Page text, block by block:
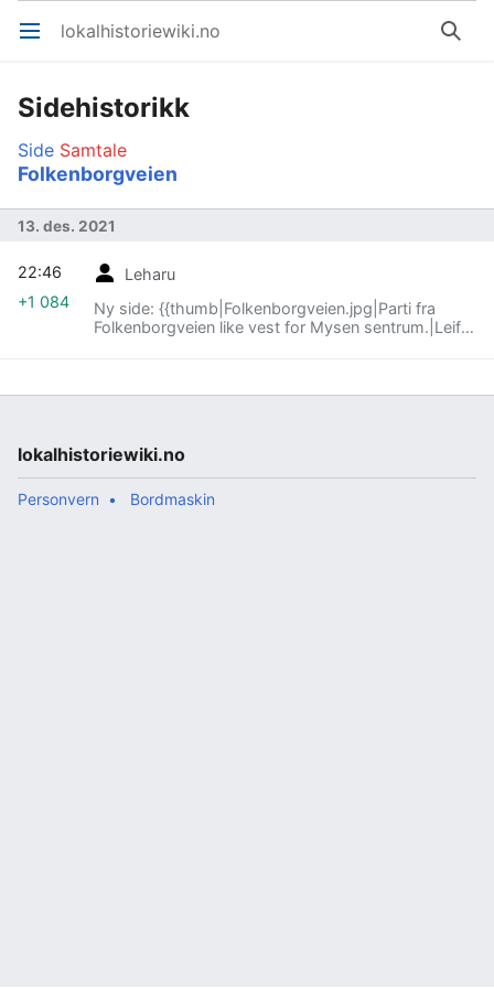
Åpne hovedmenyen lokalhistoriewiki.no Søk
Sidehistorikk
Side Samtale
Folkenborgveien
13. des. 2021
Leharu
Ny side: {{thumb|Folkenborgveien.jpg|Parti fra
Folkenborgveien like vest for Mysen sentrum.|Leif-
22:46
+1 084
lokalhistoriewiki.no
Personvern Bordmaskin